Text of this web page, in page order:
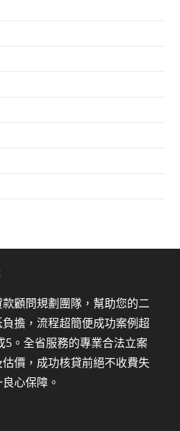
款顧問規劃團隊，幫助您的二
擔，流程超簡便成功案例超
5。全省服務的專業合法立案
價，成功核貸前絕不收費失
心保障。